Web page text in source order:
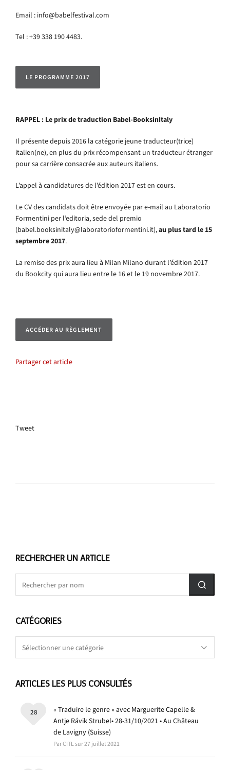
Email : info@babelfestival.com
Tel : +39 338 190 4483.
LE PROGRAMME 2017
RAPPEL : Le prix de traduction Babel-BooksinItaly
Il présente depuis 2016 la catégorie jeune traducteur(trice)
italien(ne), en plus du prix récompensant un traducteur étranger
pour sa carrière consacrée aux auteurs italiens.
L’appel à candidatures de l’édition 2017 est en cours.
Le CV des candidats doit être envoyée par e-mail au Laboratorio
Formentini per l’editoria, sede del premio
(babel.booksinitaly@laboratorioformentini.it),au plus tard le 15
septembre 2017.
La remise des prix aura lieu à Milan Milano durant l’édition 2017
du Bookcity qui aura lieu entre le 16 et le 19 novembre 2017.
ACCÉDER AU RÈGLEMENT
Partager cet article
Tweet
RECHERCHER UN ARTICLE
CATÉGORIES
ARTICLES LES PLUS CONSULTÉS
« Traduire le genre » avec Marguerite Capelle &
Antje Rávik Strubel• 28-31/10/2021 • Au Château
de Lavigny (Suisse)
Par CITL sur 27 juillet 2021
28